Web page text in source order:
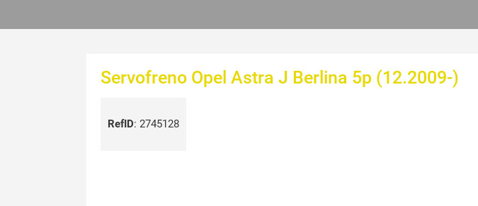
Servofreno Opel Astra J Berlina 5p (12.2009-)
RefID: 2745128